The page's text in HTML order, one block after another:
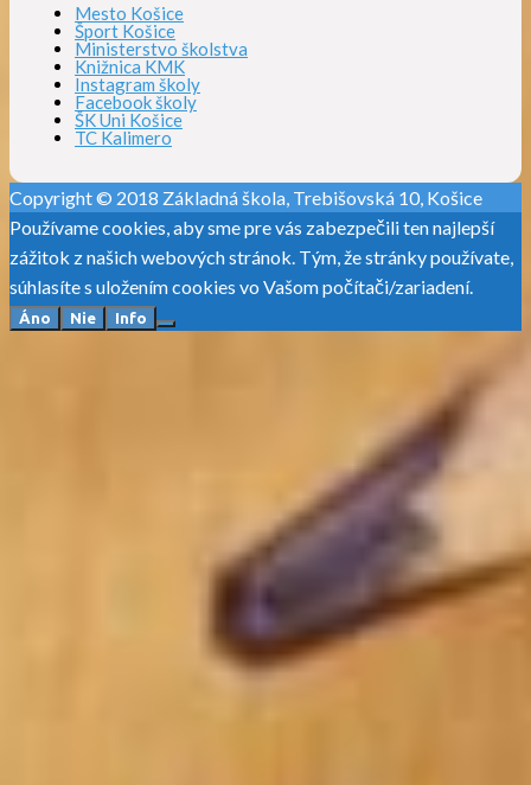
Mesto Košice
Šport Košice
Ministerstvo školstva
Knižnica KMK
Instagram školy
Facebook školy
ŠK Uni Košice
TC Kalimero
Copyright © 2018 Základná škola, Trebišovská 10, Košice
Používame cookies, aby sme pre vás zabezpečili ten najlepší
zážitok z našich webových stránok. Tým, že stránky používate,
súhlasíte s uložením cookies vo Vašom počítači/zariadení.
Áno Nie Info